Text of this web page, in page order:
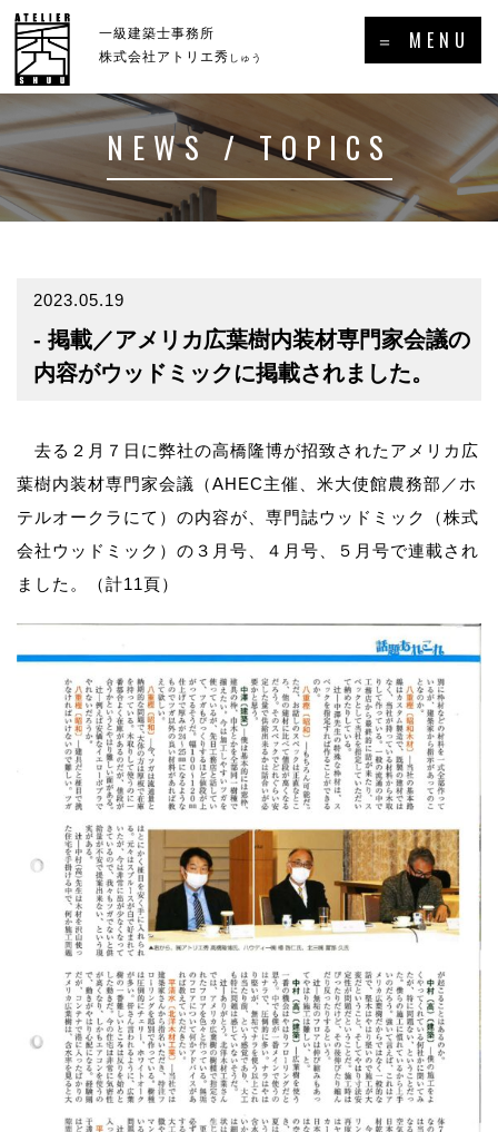
＝ MENU
一級建築士事務所
株式会社アトリエ秀 しゅう ×
ホーム
－HOME
新着情報・トピックス
事業案内
－SERVICE
プロフィール
－PROFILE
メディア掲載・出演・講演等
NEWS / TOPICS
2023.05.19
- 掲載／アメリカ広葉樹内装材専門家会議の
内容がウッドミックに掲載されました。
去る２月７日に弊社の高橋隆博が招致されたアメリカ広
葉樹内装材専門家会議（AHEC主催、米大使館農務部／ホ
テルオークラにて）の内容が、専門誌ウッドミック（株式
会社ウッドミック）の３月号、４月号、５月号で連載され
ました。（計11頁）